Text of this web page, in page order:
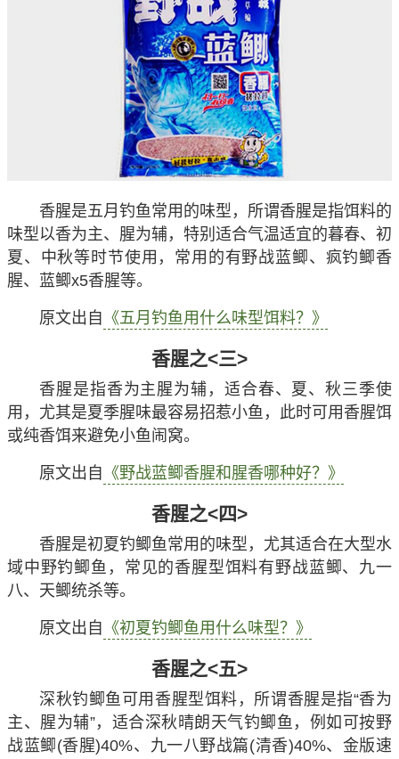
香腥是五月钓鱼常用的味型，所谓香腥是指饵料的
味型以香为主、腥为辅，特别适合气温适宜的暮春、初
夏、中秋等时节使用，常用的有野战蓝鲫、疯钓鲫香
腥、蓝鲫x5香腥等。
原文出自 《五月钓鱼用什么味型饵料？》
香腥之<三>
香腥是指香为主腥为辅，适合春、夏、秋三季使
用，尤其是夏季腥味最容易招惹小鱼，此时可用香腥饵
或纯香饵来避免小鱼闹窝。
原文出自 《野战蓝鲫香腥和腥香哪种好？》
香腥之<四>
香腥是初夏钓鲫鱼常用的味型，尤其适合在大型水
域中野钓鲫鱼，常见的香腥型饵料有野战蓝鲫、九一
八、天鲫统杀等。
原文出自 《初夏钓鲫鱼用什么味型？》
香腥之<五>
深秋钓鲫鱼可用香腥型饵料，所谓香腥是指“香为
主、腥为辅”，适合深秋晴朗天气钓鲫鱼，例如可按野
战蓝鲫(香腥)40%、九一八野战篇(清香)40%、金版速